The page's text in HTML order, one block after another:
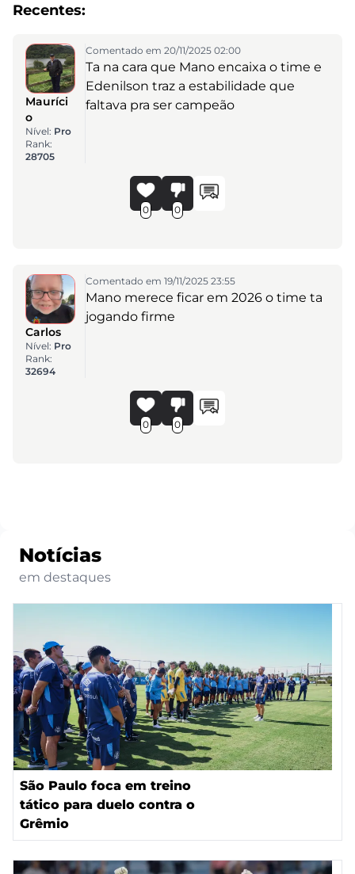
Recentes:
Mauríci
o
Nível: Pro
Rank:
28705
Comentado em 20/11/2025 02:00
Ta na cara que Mano encaixa o time e
Edenilson traz a estabilidade que
faltava pra ser campeão
0 0
Carlos
Nível: Pro
Rank:
32694
Comentado em 19/11/2025 23:55
Mano merece ficar em 2026 o time ta
jogando firme
0 0
Notícias
em destaques
São Paulo foca em treino
tático para duelo contra o
Grêmio